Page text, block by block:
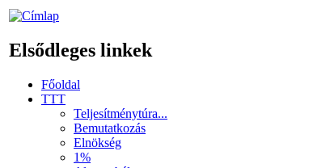
Elsődleges linkek
Főoldal
TTT
Teljesítménytúra...
Bemutatkozás
Elnökség
1%